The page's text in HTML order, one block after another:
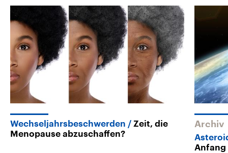
Wechseljahrsbeschwerden
Zeit, die
Menopause abzuschaffen?
Archiv
Anfang